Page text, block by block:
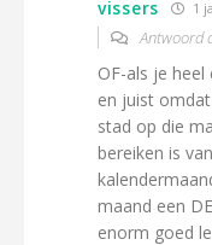
vissers 1
Antwoord
OF-als je
en juist
stad op die
bereiken is
maand een
enorm goed